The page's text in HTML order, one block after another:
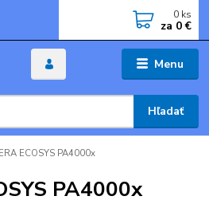
Menu
Hľadať
0 ks
za 0 €
ECOSYS PA4000x
PA4000x